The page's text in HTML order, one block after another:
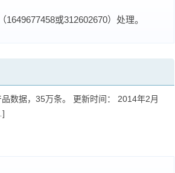
或312602670）处理。
数据，35万条。 更新时间： 2014年2月